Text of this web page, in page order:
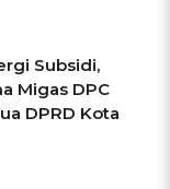
Subsidi,
Migas DPC
DPRD Kota